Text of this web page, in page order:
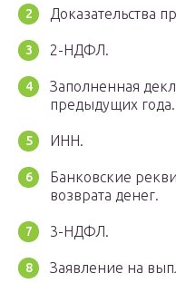
Доказательства
2-НДФЛ.
Заполненная
предыдущих года.
ИНН.
Банковские
возврата денег.
3-НДФЛ.
Заявление на